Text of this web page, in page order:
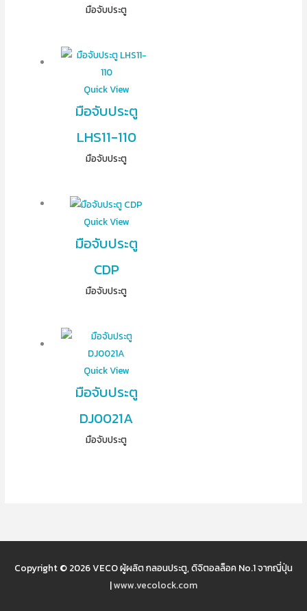
มือจับประตู
Quick View
มือจับประตู
LHS11-110
มือจับประตู
Quick View
มือจับประตู
CDP
มือจับประตู
Quick View
มือจับประตู
DJ0021A
มือจับประตู
Copyright © 2026VECO ผู้ผลิต กลอนประตู, ดิจิตอลล็อค No.1 จากญี่ปุ่น
|www.vecolock.com